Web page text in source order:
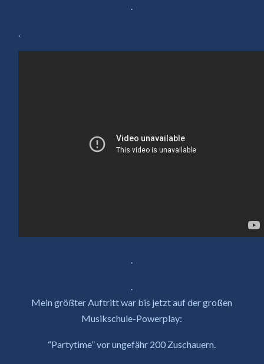
.
.
.
Mein größter Auftritt war bis jetzt auf der großen
Musikschule-Powerplay:
“Partytime” vor ungefähr 200 Zuschauern.